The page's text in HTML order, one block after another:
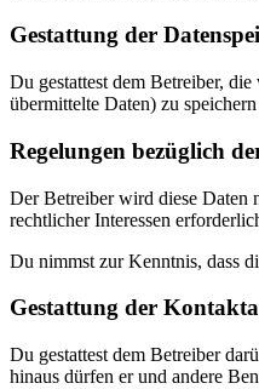
Gestattung der
Du gestattest dem Betreiber,
übermittelte Daten) zu
Regelungen bezüglich
Der Betreiber wird diese Daten
rechtlicher Interessen
Du nimmst zur Kenntnis, dass
Gestattung der
Du gestattest dem Betreiber
hinaus dürfen er und andere